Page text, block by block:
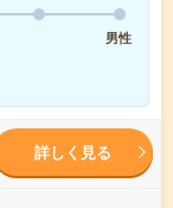
男性
詳しく見る